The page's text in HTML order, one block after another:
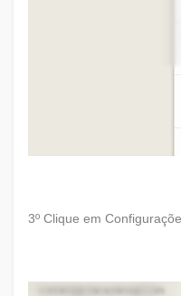
3º Clique em